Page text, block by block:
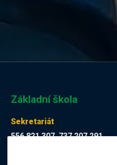
Základní škola
Sekretariát
556 821 307, 737 207 291